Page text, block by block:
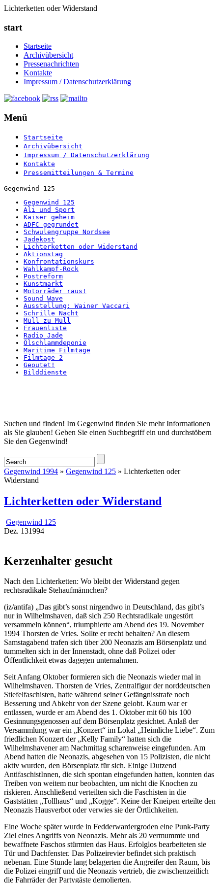
Lichterketten oder Widerstand
start
Startseite
Archivübersicht
Pressenachrichten
Kontakte
Impressum / Datenschutzerklärung
Menü
Startseite
Archivübersicht
Impressum / Datenschutzerklärung
Kontakte
Pressemitteilungen & Termine
Gegenwind 125
Gegenwind 125
Ali und Sport
Kaiser geheim
ADFC gegründet
Schwulengruppe Nordsee
Jadekost
Lichterketten oder Widerstand
Aktionstag
Konfrontationskurs
Wahlkampf-Rock
Postreform
Kunstmarkt
Motorräder raus!
Sound Wave
Ausstellung: Wainer Vaccari
Schrille Nacht
Müll zu Müll
Frauenliste
Radio Jade
Ölschlammdeponie
Maritime Filmtage
Filmtage 2
Geoutet!
Bilddienste
Startseite
Suchen und finden! Im Gegenwind finden Sie mehr Informationen
als Sie glauben! Geben Sie einen Suchbegriff ein und durchstöbern
Sie den Gegenwind!
Gegenwind 1994 » Gegenwind 125 » Lichterketten oder
Widerstand
Lichterketten oder Widerstand
Gegenwind 125
Dez. 131994
Kerzenhalter gesucht
Nach den Lichterketten: Wo bleibt der Widerstand gegen
rechtsradikale Stehaufmännchen?
(iz/antifa) „Das gibt’s sonst nirgendwo in Deutschland, das gibt’s
nur in Wilhelmshaven, daß sich 250 Rechtsradikale ungestört
versammeln können“, triumphierte am Abend des 19. November
1994 Thorsten de Vries. Sollte er recht behalten? An diesem
Samstagabend trafen sich über 200 Neonazis am Börsenplatz und
tummelten sich in der Innenstadt, ohne daß Polizei oder
Öffentlichkeit etwas dagegen unternahmen.
Seit Anfang Oktober formieren sich die Neonazis wieder mal in
Wilhelmshaven. Thorsten de Vries, Zentralfigur der norddeutschen
Stiefelfaschisten, hatte während seiner Gefängnisstrafe noch
Besserung und Abkehr von der Szene gelobt. Kaum war er
entlassen, wurde er am Abend des 1. Oktober mit 60 bis 100
Gesinnungsgenossen auf dem Börsenplatz gesichtet. Anlaß der
Versammlung war ein „Konzert“ im Lokal „Heimliche Liebe“. Zum
friedlichen Konzert der „Kelly Family“ hatten sich die
Wilhelmshavener am Nachmittag scharenweise eingefunden. Am
Abend hatten die Neonazis, abgesehen von 15 Polizisten, die nicht
aktiv wurden, den Börsenplatz für sich. Einige Dutzend
AntifaschistInnen, die sich spontan eingefunden hatten, konnten das
Treiben von weitem nur beobachten, um nicht die Knochen zu
riskieren. Anschließend verteilten sich die Faschisten in die
Gaststätten „Tollhaus“ und „Kogge“. Keine der Kneipen erteilte den
Neonazis Hausverbot oder verwies sie der Örtlichkeiten.
Eine Woche später wurde in Fedderwardergroden eine Punk-Party
Ziel eines Angriffs von Neonazis. Mehr als 20 vermummte und
bewaffnete Faschos stürmten das Haus. Erfolglos bearbeiteten sie
Tür und Dachfenster. Das Polizeirevier befindet sich praktisch
nebenan. Eine Stunde lang belagerten die Angreifer den Raum, bis
die Polizei eingriff und die Neonazis vertrieb, die zwischenzeitlich
die Fahrräder der Partygäste demolierten.